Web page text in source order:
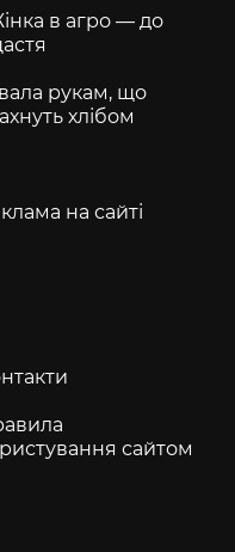
в агро — до
рукам, що
хлібом
на сайті
сайтом